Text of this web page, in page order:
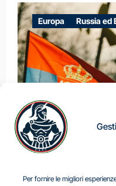
Per fornire le migliori
Europa Russia ed